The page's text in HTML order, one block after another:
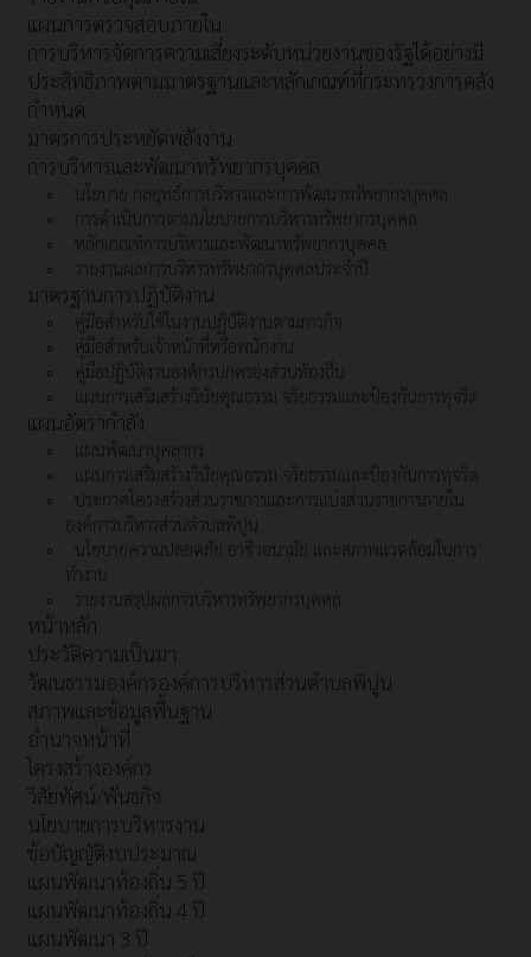
แผนการตรวจสอบภายใน
การบริหารจัดการความเสี่ยงระดับหน่วยงานของรัฐได้อย่างมี
ประสิทธิภาพตามมาตรฐานและหลักเกณฑ์ที่กระทรวงการคลัง
กำหนด
มาตรการประหยัดพลังงาน
การบริหารและพัฒนาทรัพยากรบุคคล
นโยบาย กลยุทธ์การบริหารและการพัฒนาทรัพยากรบุคคล
การดำเนินการตามนโยบายการบริหารทรัพยากรบุคคล
หลักเกณฑ์การบริหารและพัฒนาทรัพยากรบุคคล
รายงานผลการบริหารทรัพยากรบุคคลประจำปี
มาตรฐานการปฏิบัติงาน
คู่มือสำหรับใช้ในงานปฏิบัติงานตามภารกิจ
คู่มือสำหรับเจ้าหน้าที่หรือพนักงาน
คู่มือปฏิบัติงานองค์กรปกครองส่วนท้องถิ่น
แผนการเสริมสร้างวินัยคุณธรรม จริยธรรมและป้องกันการทุจริต
แผนอัตรากำลัง
แผนพัฒนาบุคลากร
แผนการเสริมสร้างวินัยคุณธรรม จริยธรรมและป้องกันการทุจริต
ประกาศโครงสร้างส่วนราชการและการแบ่งส่วนราชการภายใน
องค์การบริหารส่วนตำบลพิปูน
นโยบายความปลอดภัย อาชีวอนามัย และสภาพแวดล้อมในการ
ทำงาน
รายงานสรุปผลการบริหารทรัพยากรบุคคล
หน้าหลัก
ประวัติความเป็นมา
วัฒนธรรมองค์กรองค์การบริหารส่วนตำบลพิปูน
สภาพและข้อมูลพื้นฐาน
อำนาจหน้าที่
โครงสร้างองค์กร
วิสัยทัศน์/พันธกิจ
นโยบายการบริหารงาน
ข้อบัญญัติงบประมาณ
แผนพัฒนาท้องถิ่น 5 ปี
แผนพัฒนาท้องถิ่น 4 ปี
แผนพัฒนา 3 ปี